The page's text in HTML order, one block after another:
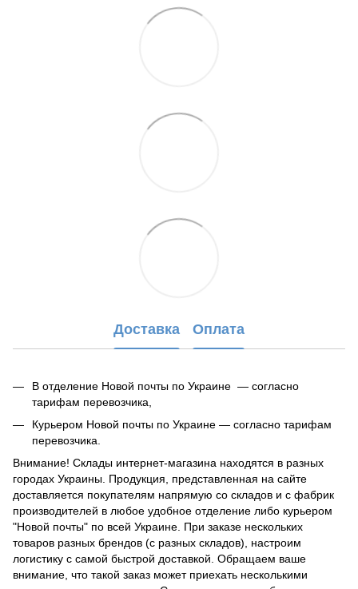
Доставка Оплата
В отделение Новой почты по Украине — согласно
тарифам перевозчика,
Курьером Новой почты по Украине — согласно тарифам
перевозчика.
Внимание! Склады интернет-магазина находятся в разных
городах Украины. Продукция, представленная на сайте
доставляется покупателям напрямую со складов и с фабрик
производителей в любое удобное отделение либо курьером
"Новой почты" по всей Украине. При заказе нескольких
товаров разных брендов (с разных складов), настроим
логистику с самой быстрой доставкой. Обращаем ваше
внимание, что такой заказ может приехать несколькими